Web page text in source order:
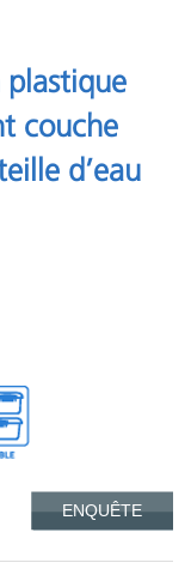
plastique
couche
d’eau
ENQUÊTE